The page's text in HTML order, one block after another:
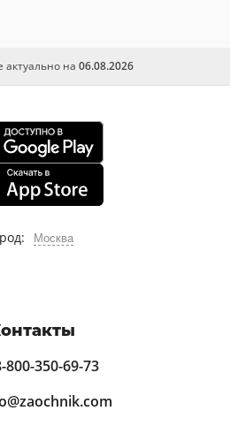
на 06.08.2026
Москва
800-350-69-73